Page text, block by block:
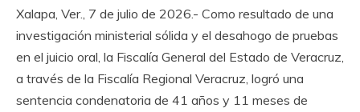
Xalapa, Ver., 7 de julio de 2026.- Como resultado de una
investigación ministerial sólida y el desahogo de pruebas
en el juicio oral, la Fiscalía General del Estado de Veracruz,
a través de la Fiscalía Regional Veracruz, logró una
sentencia condenatoria de 41 años y 11 meses de